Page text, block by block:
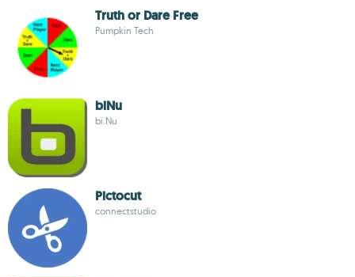
Truth or Dare Free
Pumpkin Tech
biNu
bi.Nu
Pictocut
connectstudio